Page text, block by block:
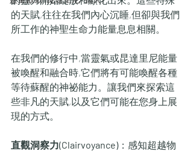
的天賦,往往在我們內心沉睡,但卻與我們
所工作的神聖生命力能量息息相關。
在我們的修行中,當靈氣或昆達里尼能量
被喚醒和融合時,它們將有可能喚醒各種
等待蘇醒的神祕能力。讓我們來探索這
些非凡的天賦,以及它們可能在您身上展
現的方式。
直觀洞察力(Clairvoyance)：感知超越物